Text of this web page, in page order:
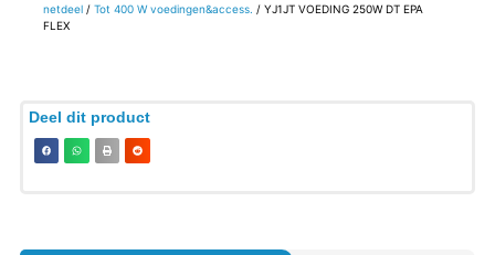
netdeel/ Tot 400 W voedingen&access. / YJ1JT VOEDING 250W DT EPA
FLEX
Deel dit product